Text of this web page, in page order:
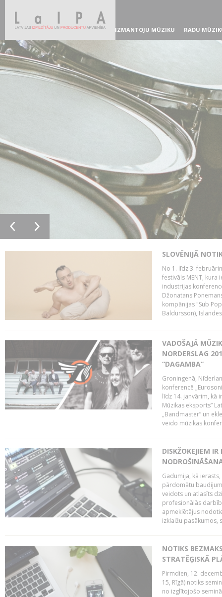
IZMANTOJU MŪZIKU RADU
SLOVĒNIJĀ
No 1. līdz 3.
festivāls MENT, kura
industrijas
Džonatans
kompānijas "Sub
Baldursson),
VADOŠAJĀ
NORDERSLAG
“DAGAMBA”
Groningenā,
konferencē
līdz 14. janvārim, kā
Mūzikas eksports”
„Bandmaster” un
veido mūzikas
DISKŽOKEJIEM
Gadumija, kā
pārdomātu
veidots un atlasīts
profesionālās
apmeklētājus
izklaižu pasākumos,
NOTIKS
STRATĒĢISKĀ
Pirmdien, 12.
15, Rīgā) notiks
no izglītojošo